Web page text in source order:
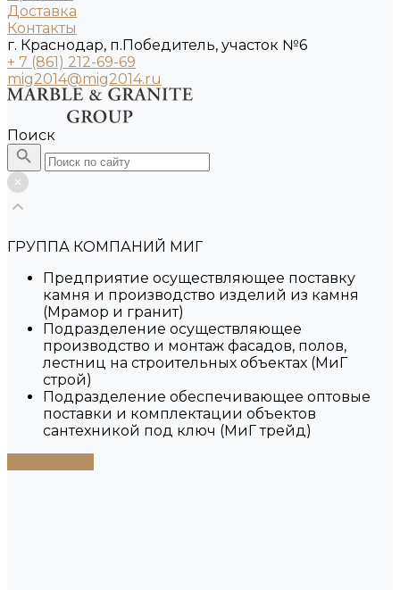
Доставка
Контакты
г. Краснодар, п.Победитель, участок №6
+ 7 (861) 212-69-69
mig2014@mig2014.ru
Поиск
ГРУППА КОМПАНИЙ МИГ
Предприятие осуществляющее поставку
камня и производство изделий из камня
(Мрамор и гранит)
Подразделение осуществляющее
производство и монтаж фасадов, полов,
лестниц на строительных объектах (МиГ
строй)
Подразделение обеспечивающее оптовые
поставки и комплектации объектов
сантехникой под ключ (МиГ трейд)